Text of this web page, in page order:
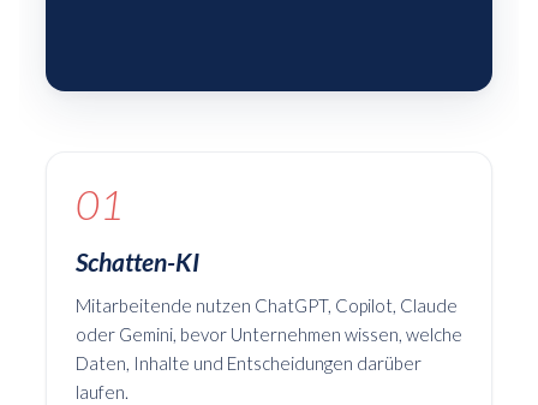
01
Schatten-KI
Mitarbeitende nutzen ChatGPT, Copilot, Claude
oder Gemini, bevor Unternehmen wissen, welche
Daten, Inhalte und Entscheidungen darüber
laufen.